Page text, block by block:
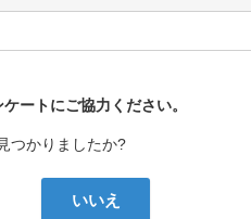
ートにご協力ください。
つかりましたか?
いいえ